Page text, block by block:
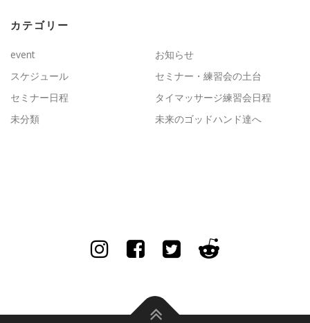
カテゴリー
event
お知らせ
スケジュール
セミナー・練習会の土台
セミナー日程
タイマッサージ練習会日程
未分類
未来のゴッドハンド達へ